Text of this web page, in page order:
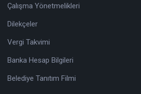
Çalışma Yönetmelikleri
Dilekçeler
Vergi Takvimi
Banka Hesap Bilgileri
Belediye Tanıtım Filmi